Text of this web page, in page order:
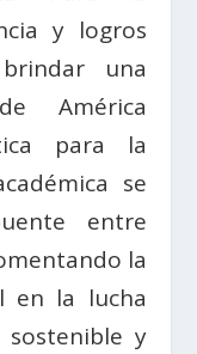
y logros
una
América
para la
se
entre
la
en la lucha
y